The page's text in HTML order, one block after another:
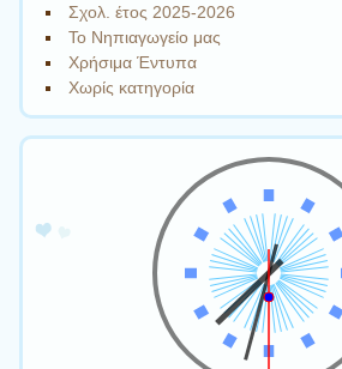
Σχολ. έτος 2025-2026
Το Νηπιαγωγείο μας
Χρήσιμα Έντυπα
Χωρίς κατηγορία